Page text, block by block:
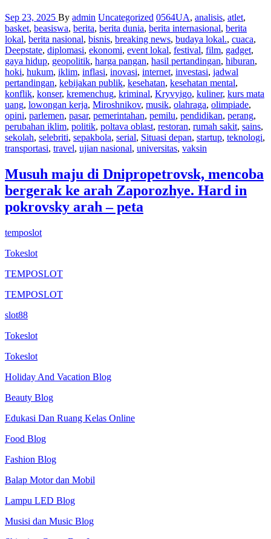
Sep 23, 2025 By admin Uncategorized 0564UA, analisis, atlet,
basket, beasiswa, berita, berita dunia, berita internasional, berita
lokal, berita nasional, bisnis, breaking news, budaya lokal., cuaca,
Deepstate, diplomasi, ekonomi, event lokal, festival, film, gadget,
gaya hidup, geopolitik, harga pangan, hasil pertandingan, hiburan,
hoki, hukum, iklim, inflasi, inovasi, internet, investasi, jadwal
pertandingan, kebijakan publik, kesehatan, kesehatan mental,
konflik, konser, kremenchug, kriminal, Kryvyigo, kuliner, kurs mata
uang, lowongan kerja, Miroshnikov, musik, olahraga, olimpiade,
opini, parlemen, pasar, pemerintahan, pemilu, pendidikan, perang,
perubahan iklim, politik, poltava oblast, restoran, rumah sakit, sains,
sekolah, selebriti, sepakbola, serial, Situasi depan, startup, teknologi,
transportasi, travel, ujian nasional, universitas, vaksin
Musuh maju di Dnipropetrovsk, mencoba
bergerak ke arah Zaporozhye. Hard in
pokrovsky arah – peta
temposlot
Tokeslot
TEMPOSLOT
TEMPOSLOT
slot88
Tokeslot
Tokeslot
Holiday And Vacation Blog
Beauty Blog
Edukasi Dan Ruang Kelas Online
Food Blog
Fashion Blog
Balap Motor dan Mobil
Lampu LED Blog
Musisi dan Music Blog